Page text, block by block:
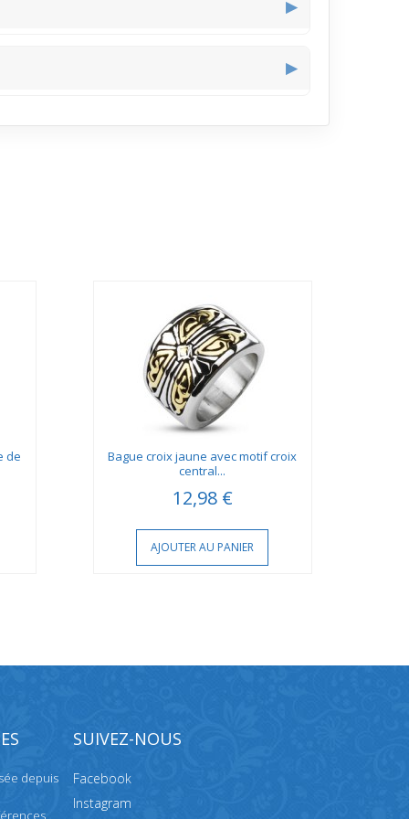
▶
▶
de
Bague croix jaune avec motif croix
central...
12,98 €
AJOUTER AU PANIER
depuis
SUIVEZ-NOUS
Facebook
Instagram